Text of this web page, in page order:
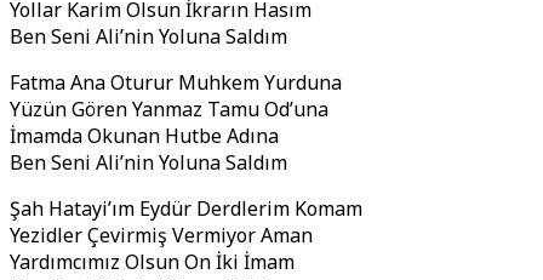
Yollar Karim Olsun İkrarın Hasım
Ben Seni Ali’nin Yoluna Saldım
Fatma Ana Oturur Muhkem Yurduna
Yüzün Gören Yanmaz Tamu Od’una
İmamda Okunan Hutbe Adına
Ben Seni Ali’nin Yoluna Saldım
Şah Hatayi’ım Eydür Derdlerim Komam
Yezidler Çevirmiş Vermiyor Aman
Yardımcımız Olsun On İki İmam